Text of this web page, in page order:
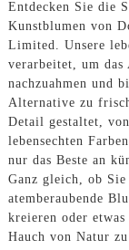
Entdecken Sie die
Kunstblumen von
Limited. Unsere
verarbeitet, um das
nachzuahmen und
Alternative zu
Detail gestaltet,
lebensechten
nur das Beste an
Ganz gleich, ob
atemberaubende
kreieren oder
Hauch von Natur